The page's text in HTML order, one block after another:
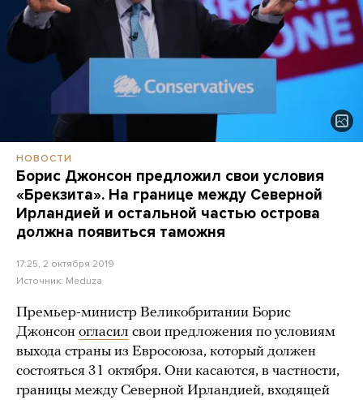
НОВОСТИ
Борис Джонсон предложил свои условия
«Брекзита». На границе между Северной
Ирландией и остальной частью острова
должна появиться таможня
17:25, 2 октября 2019
Источник: Meduza
Премьер-министр Великобритании Борис
Джонсон огласил свои предложения по условиям
выхода страны из Евросоюза, который должен
состояться 31 октября. Они касаются, в частности,
границы между Северной Ирландией, входящей